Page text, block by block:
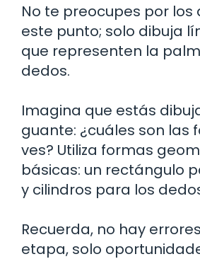
No te preocupes por los
este punto; solo dibuja
que representen la
dedos.
Imagina que estás
guante: ¿cuáles son las
ves? Utiliza formas
básicas: un rectángulo
y cilindros para los
Recuerda, no hay
etapa, solo